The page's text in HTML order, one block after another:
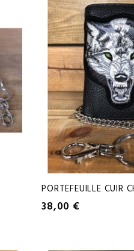
PORTEFEUILLE CUIR
38,00 €